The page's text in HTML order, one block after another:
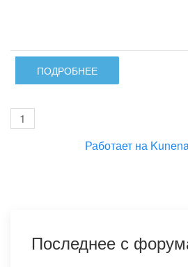
ПОДРОБНЕЕ
1
Работает на
Последнее с